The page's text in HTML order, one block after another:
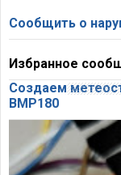
Сообщить о
Избранное
Создаем
BMP180